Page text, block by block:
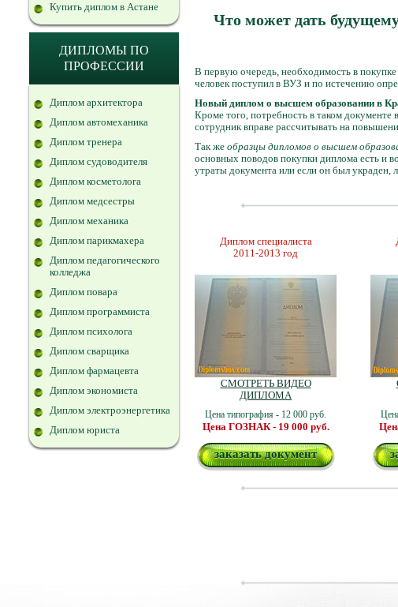
Купить диплом в Астане
ДИПЛОМЫ ПО
ПРОФЕССИИ
Диплом архитектора
Диплом автомеханика
Диплом тренера
Диплом судоводителя
Диплом косметолога
Диплом медсестры
Диплом механика
Диплом парикмахера
Диплом педагогического
колледжа
Диплом повара
Диплом программиста
Диплом психолога
Диплом сварщика
Диплом фармацевта
Диплом экономиста
Диплом электроэнергетика
Диплом юриста
Что может дать
В первую очередь, необходимость в
человек поступил в ВУЗ и по истечению
Новый диплом о высшем образовании в
Кроме того, потребность в таком документе
сотрудник вправе рассчитывать на
Так же образцы дипломов о высшем
основных поводов покупки диплома есть и
утраты документа или если он был украден,
Диплом специалиста
2011-2013 год
СМОТРЕТЬ ВИДЕО
ДИПЛОМА
Цена типография - 12 000 руб.
Цена ГОЗНАК - 19 000 руб.
заказать документ